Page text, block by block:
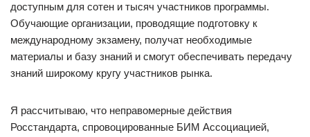
доступным для сотен и тысяч участников программы.
Обучающие организации, проводящие подготовку к
международному экзамену, получат необходимые
материалы и базу знаний и смогут обеспечивать передачу
знаний широкому кругу участников рынка.
Я рассчитываю, что неправомерные действия
Росстандарта, спровоцированные БИМ Ассоциацией,